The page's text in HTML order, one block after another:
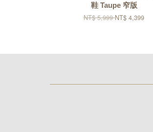
鞋 Taupe 窄版
NT$ 5,999NT$ 4,399